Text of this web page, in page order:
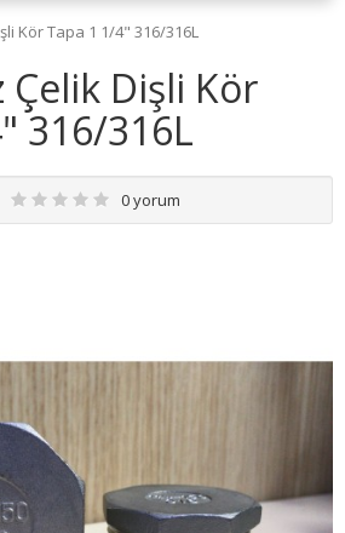
Kör Tapa 1 1/4" 316/316L
Çelik Dişli Kör
316/316L
0 yorum